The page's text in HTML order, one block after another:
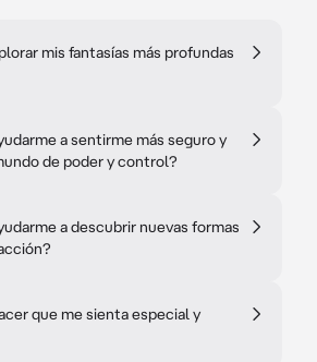
mis fantasías más profundas
a sentirme más seguro y
de poder y control?
a descubrir nuevas formas
que me sienta especial y